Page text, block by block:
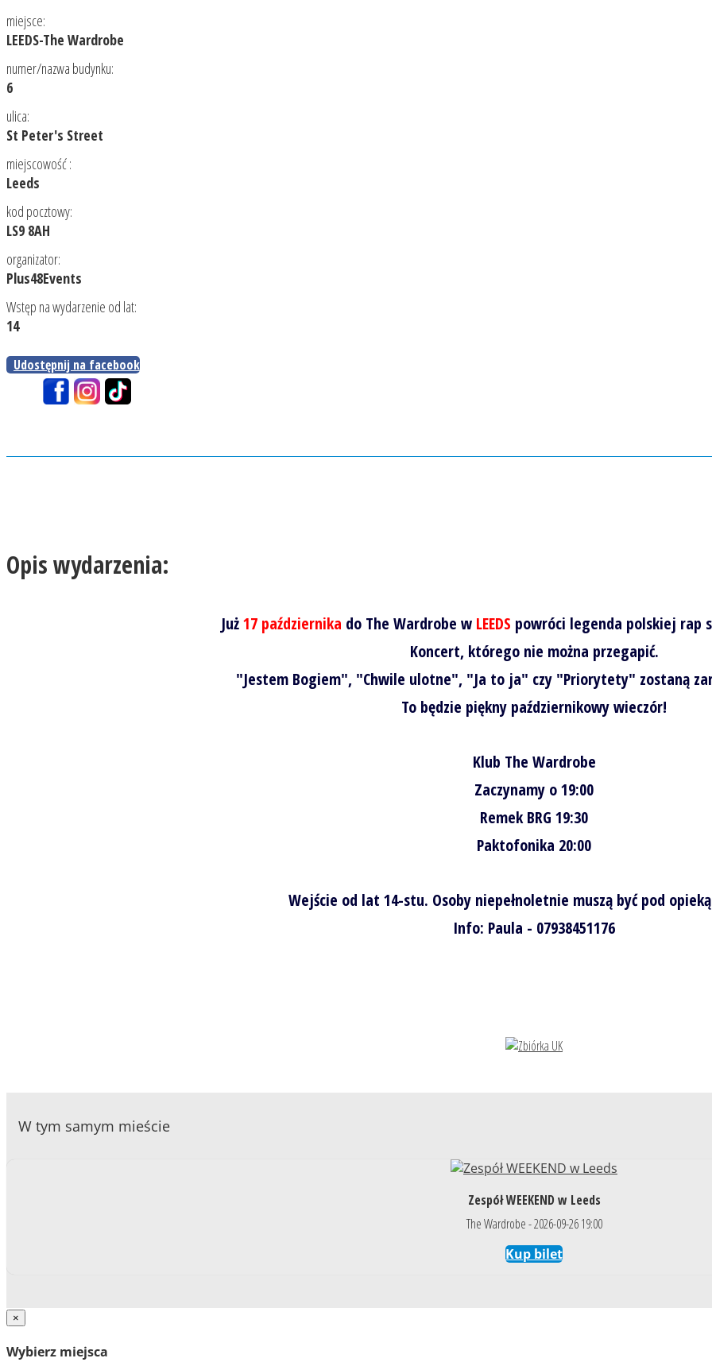
miejsce:
LEEDS-The Wardrobe
numer/nazwa budynku:
6
ulica:
St Peter's Street
miejscowość :
Leeds
kod pocztowy:
LS9 8AH
organizator:
Plus48Events
Wstęp na wydarzenie od lat:
14
Udostępnij na facebook
Opis wydarzenia:
Już17 października do The Wardrobe w LEEDS powróci legenda polskiej rap
Koncert, którego nie można przegapić.
"Jestem Bogiem", "Chwile ulotne", "Ja to ja" czy "Priorytety" zostaną
To będzie piękny październikowy wieczór!
Klub The Wardrobe
Zaczynamy o 19:00
Remek BRG 19:30
Paktofonika 20:00
Wejście od lat 14-stu. Osoby niepełnoletnie muszą być pod
Info: Paula - 07938451176
W tym samym mieście
Zespół WEEKEND w Leeds
The Wardrobe - 2026-09-26 19:00
Kup bilet
×
Wybierz miejsca